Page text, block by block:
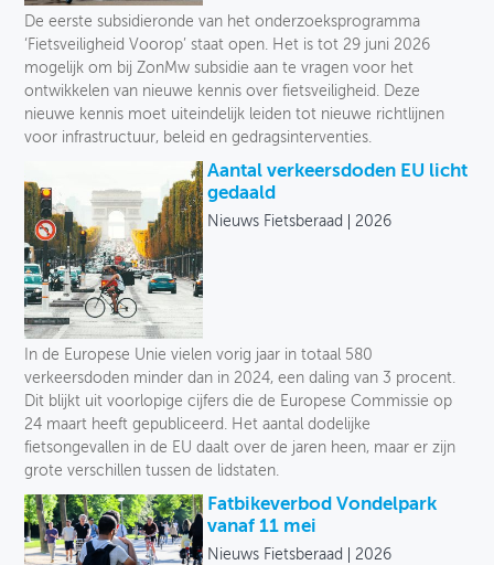
De eerste subsidieronde van het onderzoeksprogramma
‘Fietsveiligheid Voorop’ staat open. Het is tot 29 juni 2026
mogelijk om bij ZonMw subsidie aan te vragen voor het
ontwikkelen van nieuwe kennis over fietsveiligheid. Deze
nieuwe kennis moet uiteindelijk leiden tot nieuwe richtlijnen
voor infrastructuur, beleid en gedragsinterventies.
Aantal verkeersdoden EU licht
gedaald
Nieuws Fietsberaad 2026
In de Europese Unie vielen vorig jaar in totaal 580
verkeersdoden minder dan in 2024, een daling van 3 procent.
Dit blijkt uit voorlopige cijfers die de Europese Commissie op
24 maart heeft gepubliceerd. Het aantal dodelijke
fietsongevallen in de EU daalt over de jaren heen, maar er zijn
grote verschillen tussen de lidstaten.
Fatbikeverbod Vondelpark
vanaf 11 mei
Nieuws Fietsberaad 2026